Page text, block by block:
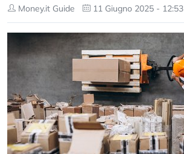
Money.it Guide 11 Giugno 2025 - 12:53